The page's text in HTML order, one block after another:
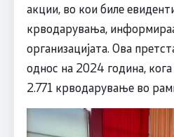
акции, во кои биле
крводарувања,
организацијата. Ова
однос на 2024 година,
2.771 крводарување во